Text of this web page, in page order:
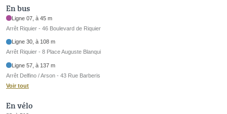
En bus
Ligne 07, à 45 m
Arrêt Riquier - 46 Boulevard de Riquier
Ligne 30, à 108 m
Arrêt Riquier - 8 Place Auguste Blanqui
Ligne 57, à 137 m
Arrêt Delfino / Arson - 43 Rue Barberis
Voir tout
En vélo